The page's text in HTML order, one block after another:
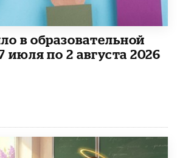
в образовательной
июля по 2 августа 2026